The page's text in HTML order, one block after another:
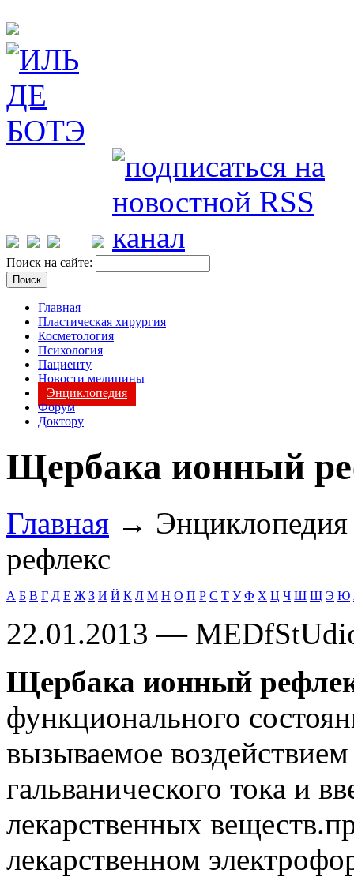
Поиск на сайте:
Главная
Пластическая хирургия
Косметология
Психология
Пациенту
Новости медицины
Энциклопедия
Форум
Доктору
Щербака ионный
Главная →
рефлекс
А Б В Г Д Е Ж З И Й К Л М Н О П Р С Т У Ф Х Ц Ч Ш Щ Э Ю
22.01.2013 —
Щербака ионный
функционального
вызываемое
гальванического тока и
лекарственных
лекарственном